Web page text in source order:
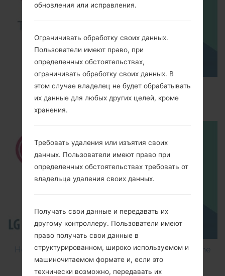
How to Factory Reset through menu on LG
Optimus Vu 2 F200S?
How to Flash Stock Firmware on LG Smartphone
using LG Flash Tool 2014?
обновления или исправления.
Ограничивать обработку своих данных.
Пользователи имеют право, при
определенных обстоятельствах,
ограничивать обработку своих данных. В
этом случае владелец не будет обрабатывать
их данные для любых других целей, кроме
хранения.
Требовать удаления или изъятия своих
данных. Пользователи имеют право при
определенных обстоятельствах требовать от
владельца удаления своих данных.
Получать свои данные и передавать их
другому контроллеру. Пользователи имеют
право получать свои данные в
структурированном, широко используемом и
машиночитаемом формате и, если это
технически возможно, передавать их